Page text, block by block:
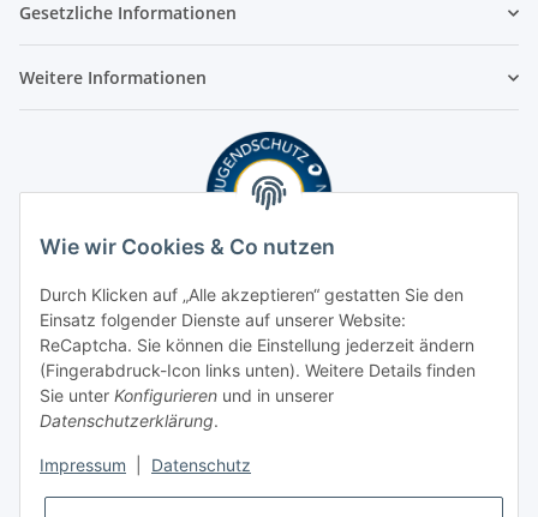
Gesetzliche Informationen
Weitere Informationen
Wie wir Cookies & Co nutzen
Durch Klicken auf „Alle akzeptieren“ gestatten Sie den
Einsatz folgender Dienste auf unserer Website:
ReCaptcha. Sie können die Einstellung jederzeit ändern
(Fingerabdruck-Icon links unten). Weitere Details finden
Sie unter Konfigurieren und in unserer
Datenschutzerklärung.
Impressum Datenschutz